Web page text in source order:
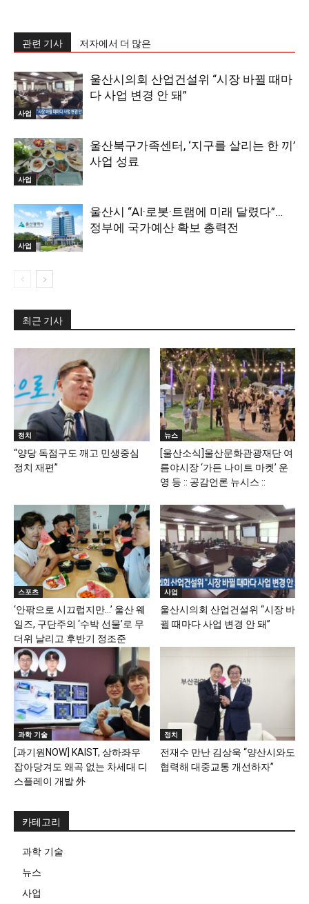
관련 기사 저자에서 더 많은
사업
울산시의회 산업건설위 “시장 바뀔 때마
다 사업 변경 안 돼”
사업
울산북구가족센터, ‘지구를 살리는 한 끼’
사업 성료
사업
울산시 “AI·로봇·트램에 미래 달렸다”…
정부에 국가예산 확보 총력전
최근 기사
정치
“양당 독점구도 깨고 민생중심
정치 재편”
뉴스
[울산소식]울산문화관광재단 여
름야시장 ‘가든 나이트 마켓’ 운
영 등 :: 공감언론 뉴시스 ::
스포츠
‘안팎으로 시끄럽지만…’ 울산 웨
일즈, 구단주의 ‘수박 선물’로 무
더위 날리고 후반기 정조준
사업
울산시의회 산업건설위 “시장 바
뀔 때마다 사업 변경 안 돼”
과학 기술
[과기원NOW] KAIST, 상하좌우
잡아당겨도 왜곡 없는 차세대 디
스플레이 개발 外
정치
전재수 만난 김상욱 “양산시와도
협력해 대중교통 개선하자”
카테고리
과학 기술
뉴스
사업